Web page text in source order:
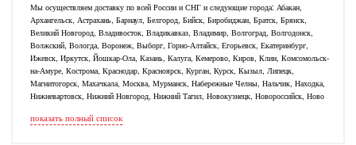
Мы осуществляем доставку по всей России и СНГ и следующие города: Абакан,
Архангельск, Астрахань, Барнаул, Белгород, Бийск, Биробиджан, Братск, Брянск,
Великий Новгород, Владивосток, Владикавказ, Владимир, Волгоград, Волгодонск,
Волжский, Вологда, Воронеж, Выборг, Горно-Алтайск, Егорьевск, Екатеринбург,
Ижевск, Иркутск, Йошкар-Ола, Казань, Калуга, Кемерово, Киров, Клин, Комсомольск-
на-Амуре, Кострома, Краснодар, Красноярск, Курган, Курск, Кызыл, Липецк,
Магнитогорск, Махачкала, Москва, Мурманск, Набережные Челны, Нальчик, Находка,
Нижневартовск, Нижний Новгород, Нижний Тагил, Новокузнецк, Новороссийск, Ново
показать полный список